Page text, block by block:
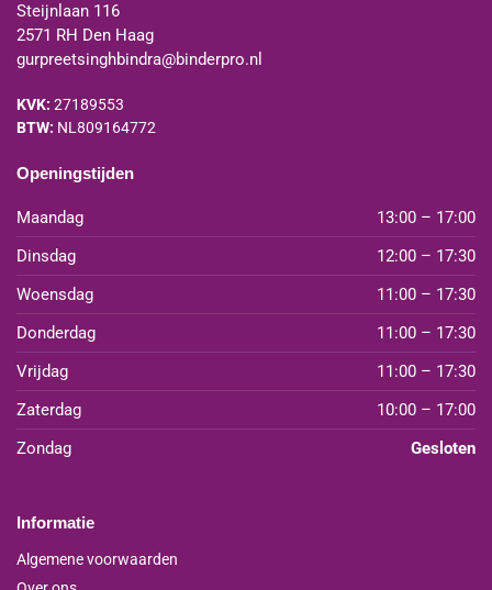
Steijnlaan 116
2571 RH Den Haag
gurpreetsinghbindra@binderpro.nl
KVK: 27189553
BTW: NL809164772
Openingstijden
Maandag
13:00 – 17:00
Dinsdag
12:00 – 17:30
Woensdag
11:00 – 17:30
Donderdag
11:00 – 17:30
Vrijdag
11:00 – 17:30
Zaterdag
10:00 – 17:00
Zondag
Gesloten
Informatie
Algemene voorwaarden